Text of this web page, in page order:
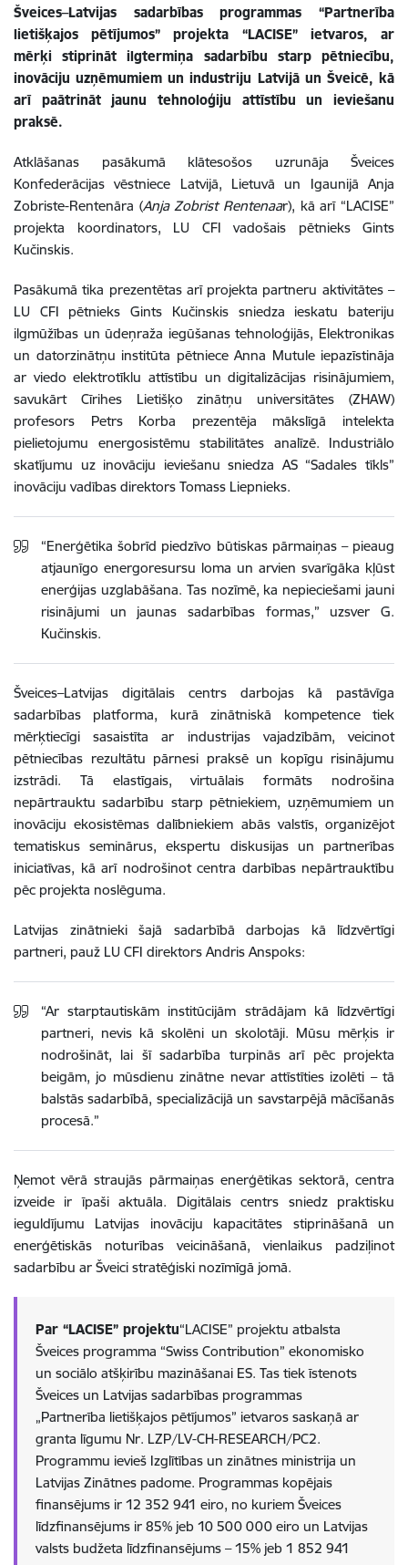
Šveices–Latvijas sadarbības programmas “Partnerība
lietišķajos pētījumos” projekta “LACISE” ietvaros, ar
mērķi stiprināt ilgtermiņa sadarbību starp pētniecību,
inovāciju uzņēmumiem un industriju Latvijā un Šveicē, kā
arī paātrināt jaunu tehnoloģiju attīstību un ieviešanu
praksē.
Atklāšanas pasākumā klātesošos uzrunāja Šveices
Konfederācijas vēstniece Latvijā, Lietuvā un Igaunijā Anja
Zobriste-Rentenāra (Anja Zobrist Rentenaar), kā arī “LACISE”
projekta koordinators, LU CFI vadošais pētnieks Gints
Kučinskis.
Pasākumā tika prezentētas arī projekta partneru aktivitātes –
LU CFI pētnieks Gints Kučinskis sniedza ieskatu bateriju
ilgmūžības un ūdeņraža iegūšanas tehnoloģijās, Elektronikas
un datorzinātņu institūta pētniece Anna Mutule iepazīstināja
ar viedo elektrotīklu attīstību un digitalizācijas risinājumiem,
savukārt Cīrihes Lietišķo zinātņu universitātes (ZHAW)
profesors Petrs Korba prezentēja mākslīgā intelekta
pielietojumu energosistēmu stabilitātes analīzē. Industriālo
skatījumu uz inovāciju ieviešanu sniedza AS “Sadales tīkls”
inovāciju vadības direktors Tomass Liepnieks.
“Enerģētika šobrīd piedzīvo būtiskas pārmaiņas – pieaug
atjaunīgo energoresursu loma un arvien svarīgāka kļūst
enerģijas uzglabāšana. Tas nozīmē, ka nepieciešami jauni
risinājumi un jaunas sadarbības formas,” uzsver G.
Kučinskis.
Šveices–Latvijas digitālais centrs darbojas kā pastāvīga
sadarbības platforma, kurā zinātniskā kompetence tiek
mērķtiecīgi sasaistīta ar industrijas vajadzībām, veicinot
pētniecības rezultātu pārnesi praksē un kopīgu risinājumu
izstrādi. Tā elastīgais, virtuālais formāts nodrošina
nepārtrauktu sadarbību starp pētniekiem, uzņēmumiem un
inovāciju ekosistēmas dalībniekiem abās valstīs, organizējot
tematiskus seminārus, ekspertu diskusijas un partnerības
iniciatīvas, kā arī nodrošinot centra darbības nepārtrauktību
pēc projekta noslēguma.
Latvijas zinātnieki šajā sadarbībā darbojas kā līdzvērtīgi
partneri, pauž LU CFI direktors Andris Anspoks:
“Ar starptautiskām institūcijām strādājam kā līdzvērtīgi
partneri, nevis kā skolēni un skolotāji. Mūsu mērķis ir
nodrošināt, lai šī sadarbība turpinās arī pēc projekta
beigām, jo mūsdienu zinātne nevar attīstīties izolēti – tā
balstās sadarbībā, specializācijā un savstarpējā mācīšanās
procesā.”
Ņemot vērā straujās pārmaiņas enerģētikas sektorā, centra
izveide ir īpaši aktuāla. Digitālais centrs sniedz praktisku
ieguldījumu Latvijas inovāciju kapacitātes stiprināšanā un
enerģētiskās noturības veicināšanā, vienlaikus padziļinot
sadarbību ar Šveici stratēģiski nozīmīgā jomā.
Par “LACISE” projektu“LACISE” projektu atbalsta
Šveices programma “Swiss Contribution” ekonomisko
un sociālo atšķirību mazināšanai ES. Tas tiek īstenots
Šveices un Latvijas sadarbības programmas
„Partnerība lietišķajos pētījumos” ietvaros saskaņā ar
granta līgumu Nr. LZP/LV-CH-RESEARCH/PC2.
Programmu ievieš Izglītības un zinātnes ministrija un
Latvijas Zinātnes padome. Programmas kopējais
finansējums ir 12 352 941 eiro, no kuriem Šveices
līdzfinansējums ir 85% jeb 10 500 000 eiro un Latvijas
valsts budžeta līdzfinansējums – 15% jeb 1 852 941